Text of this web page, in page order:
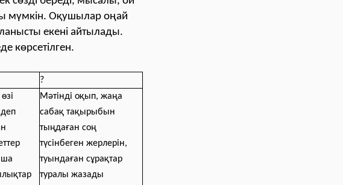
мүмкін. Оқушылар оңай
екені айтылады.
көрсетілген.
?
Мәтінді оқып, жаңа
сабақ тақырыбын
тыңдаған соң
түсінбеген жерлерін,
туындаған сұрақтар
туралы жазады